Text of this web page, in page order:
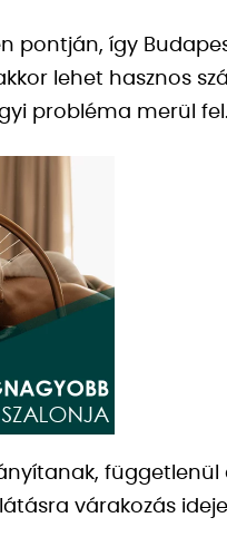
pontján, így
lehet hasznos
probléma merül fel.
függetlenül
várakozás